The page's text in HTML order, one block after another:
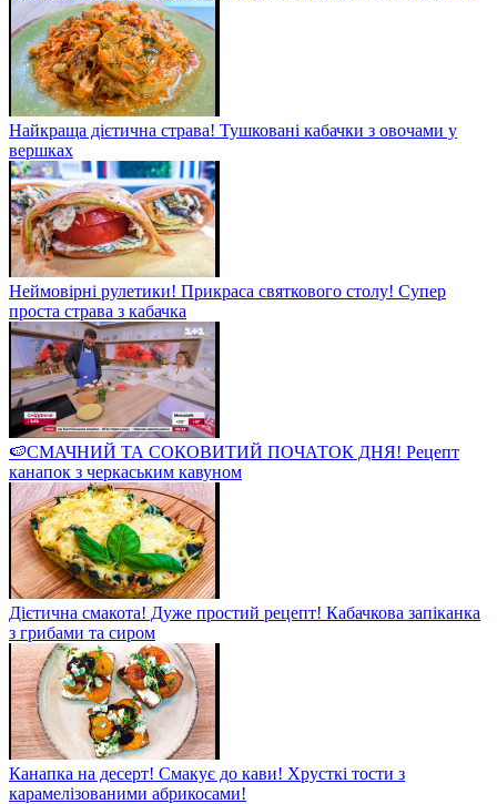
Найкраща дієтична страва! Тушковані кабачки з овочами у
вершках
Неймовірні рулетики! Прикраса святкового столу! Супер
проста страва з кабачка
🍉СМАЧНИЙ ТА СОКОВИТИЙ ПОЧАТОК ДНЯ! Рецепт
канапок з черкаським кавуном
Дієтична смакота! Дуже простий рецепт! Кабачкова запіканка
з грибами та сиром
Канапка на десерт! Смакує до кави! Хрусткі тости з
карамелізованими абрикосами!